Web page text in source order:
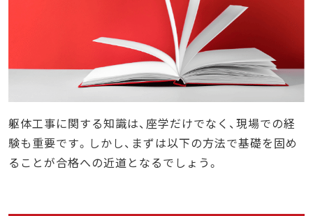
躯体工事に関する知識は、座学だけでなく、現場での経
験も重要です。しかし、まずは以下の方法で基礎を固め
ることが合格への近道となるでしょう。